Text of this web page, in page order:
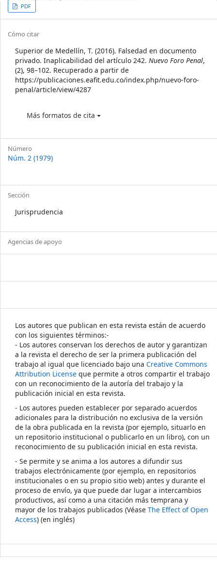
Article
Sidebar
PDF
Article
Details
Cómo citar
Superior de Medellín, T. (2016). Falsedad en documento
privado. Inaplicabilidad del artículo 242. Nuevo Foro Penal,
(2), 98–102. Recuperado a partir de
https://publicaciones.eafit.edu.co/index.php/nuevo-foro-
penal/article/view/4287
Más formatos de cita
Número
Núm. 2 (1979)
Sección
Jurisprudencia
Agencias de apoyo
Los autores que publican en esta revista están de acuerdo
con los siguientes términos:-
- Los autores conservan los derechos de autor y garantizan
a la revista el derecho de ser la primera publicación del
trabajo al igual que licenciado bajo una Creative Commons
Attribution License que permite a otros compartir el trabajo
con un reconocimiento de la autoría del trabajo y la
publicación inicial en esta revista.
- Los autores pueden establecer por separado acuerdos
adicionales para la distribución no exclusiva de la versión
de la obra publicada en la revista (por ejemplo, situarlo en
un repositorio institucional o publicarlo en un libro), con un
reconocimiento de su publicación inicial en esta revista.
- Se permite y se anima a los autores a difundir sus
trabajos electrónicamente (por ejemplo, en repositorios
institucionales o en su propio sitio web) antes y durante el
proceso de envío, ya que puede dar lugar a intercambios
productivos, así como a una citación más temprana y
mayor de los trabajos publicados (Véase The Effect of Open
Access) (en inglés)